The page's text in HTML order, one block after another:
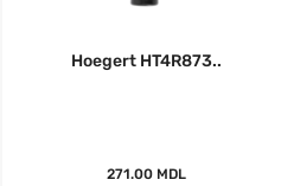
Hoegert HT4R873..
271.00 MDL